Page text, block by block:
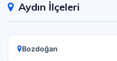
Aydın İlçeleri
Bozdoğan